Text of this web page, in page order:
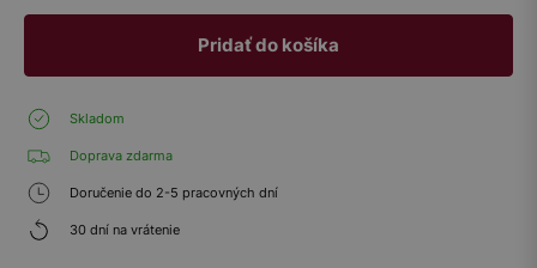
Pridať do košíka
Skladom
Doprava zdarma
Doručenie do 2-5 pracovných dní
30 dní na vrátenie